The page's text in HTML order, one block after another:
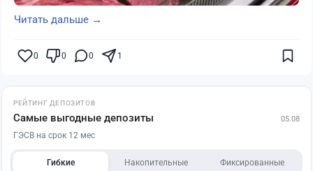
Читать дальше →
0 0 0 1
РЕЙТИНГ ДЕПОЗИТОВ
Самые выгодные депозиты 05.08
ГЭСВ на срок 12 мес
Гибкие Накопительные Фиксированные